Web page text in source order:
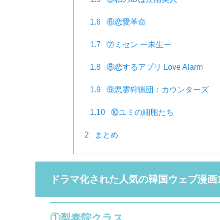
1.6 ⑥恋愛革命
1.7 ⑦ミセン ー未生ー
1.8 ⑧恋するアプリ Love Alarm
1.9 ⑨悪霊狩猟団：カウンターズ
1.10 ⑩ユミの細胞たち
2 まとめ
ドラマ化された人気の韓国ウェブ漫画